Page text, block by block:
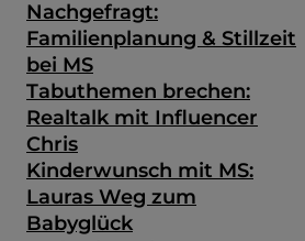
Nachgefragt:
Familienplanung & Stillzeit
bei MS
Tabuthemen brechen:
Realtalk mit Influencer
Chris
Kinderwunsch mit MS:
Lauras Weg zum
Babyglück